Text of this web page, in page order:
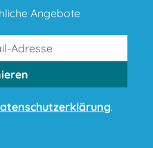
Angebote
.